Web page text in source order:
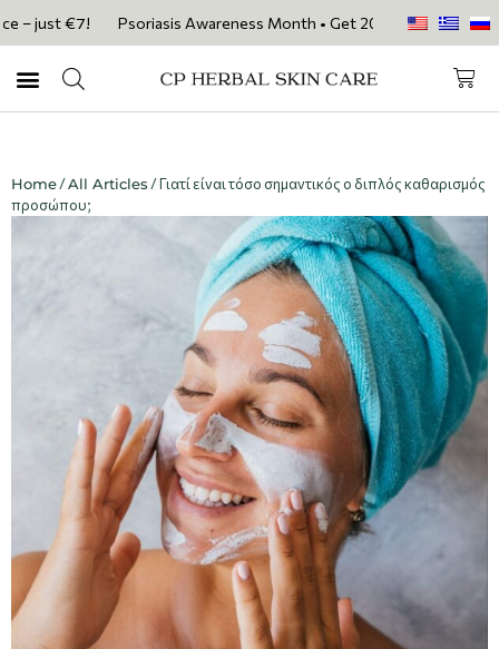
€7! Psoriasis Awareness Month • Get 20% OFF with code
Home/All Articles / Γιατί είναι τόσο σημαντικός ο διπλός καθαρισμός
προσώπου;